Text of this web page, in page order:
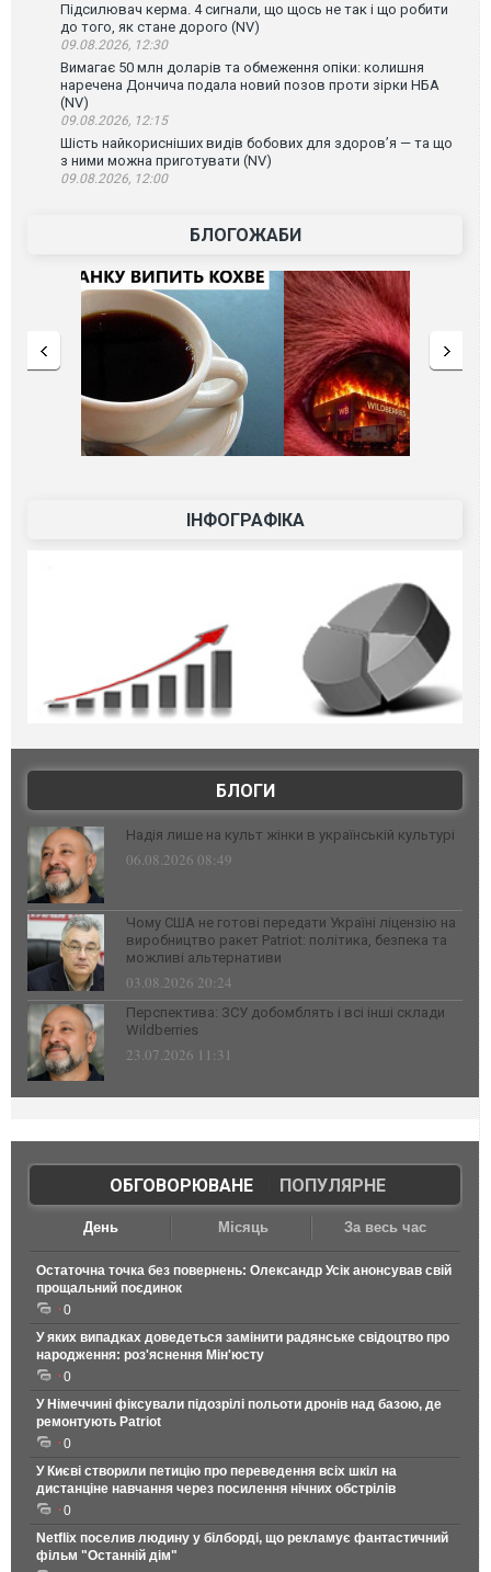
Підсилювач керма. 4 сигнали, що щось не так і що робити
до того, як стане дорого (NV)
09.08.2026, 12:30
Вимагає 50 млн доларів та обмеження опіки: колишня
наречена Дончича подала новий позов проти зірки НБА
(NV)
09.08.2026, 12:15
Шість найкорисніших видів бобових для здоров’я — та що
з ними можна приготувати (NV)
09.08.2026, 12:00
БЛОГОЖАБИ
ІНФОГРАФІКА
БЛОГИ
Надія лише на культ жінки в українській культурі
06.08.2026 08:49
Чому США не готові передати Україні ліцензію на
виробництво ракет Patriot: політика, безпека та
можливі альтернативи
03.08.2026 20:24
Перспектива: ЗСУ добомблять і всі інші склади
Wildberries
23.07.2026 11:31
ОБГОВОРЮВАНЕ| ПОПУЛЯРНЕ
День Місяць За весь час
Остаточна точка без повернень: Олександр Усік анонсував свій
прощальний поєдинок
0
У яких випадках доведеться замінити радянське свідоцтво про
народження: роз'яснення Мін'юсту
0
У Німеччині фіксували підозрілі польоти дронів над базою, де
ремонтують Patriot
0
У Києві створили петицію про переведення всіх шкіл на
дистанціне навчання через посилення нічних обстрілів
0
Netflix поселив людину у білборді, що рекламує фантастичний
фільм "Останній дім"